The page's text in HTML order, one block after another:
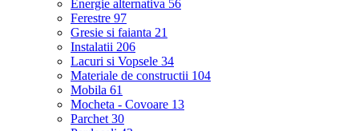
Energie alternativa 56
Ferestre 97
Gresie si faianta 21
Instalatii 206
Lacuri si Vopsele 34
Materiale de constructii 104
Mobila 61
Mocheta - Covoare 13
Parchet 30